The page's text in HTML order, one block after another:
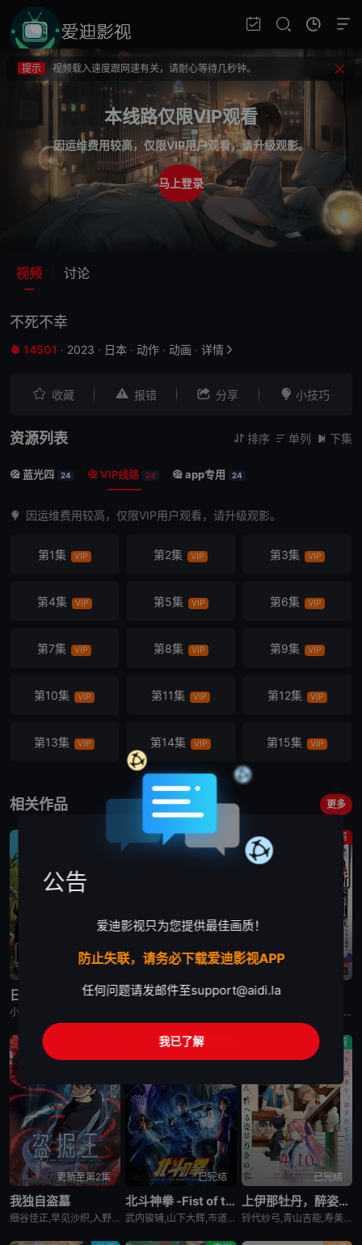
提示
提示
如果无法播放请重新刷新页面，或者切换线路。
提示
视频载入速度跟网速有关，请耐心等待几秒钟。
不要轻易相信视频中的广告，谨防上当受骗!
本线路仅限VIP观看
因运维费用较高，仅限VIP用户观看，请升级观影。
马上登录
视频 讨论
不死不幸
 14501 · 2023 · 日本 · 动作 · 动画 · 详情 
 收藏  报错  分享  小技巧
资源列表  排序  单列  下集
 蓝光四 24  VIP线路 24  app专用 24
因运维费用较高，仅限VIP用户观看，请升级观影。
第1集 VIP 第2集 VIP 第3集 VIP
第4集 VIP 第5集 VIP 第6集 VIP
第7集 VIP 第8集 VIP 第9集 VIP
第10集 VIP 第11集 VIP 第12集 VIP
第13集 VIP 第14集 VIP 第15集 VIP
第17集 VIP
第20集 VIP 第21集
第22集 VIP
相关作品 更多
剧情
日本三国
动画
再见菈菈
剧情
朱音落语
永濑安奈,江口拓也,高桥李依,福山润,岛崎信长,小林千晃,阿座上洋平,山下诚一郎,盐野瑛久,寺杣昌纪,大塚明夫
更新至第2集
我独自盗墓
细谷佳正,早见沙织,入野自由,诹访部顺一
已完结
北斗神拳 -Fist of the North Star-
武内骏辅,山下大辉,市道真央
剧情
已完结
上伊那牡丹，醉姿如百合
铃代纱弓,青山吉能,寿美菜子,天海由梨奈,富田美忧,河濑茉希
公告
爱迪影视只为您提供最佳画质！
防止失联，请务必下载爱迪影视APP
任何问题请发邮件至support@aidi.la
我已了解